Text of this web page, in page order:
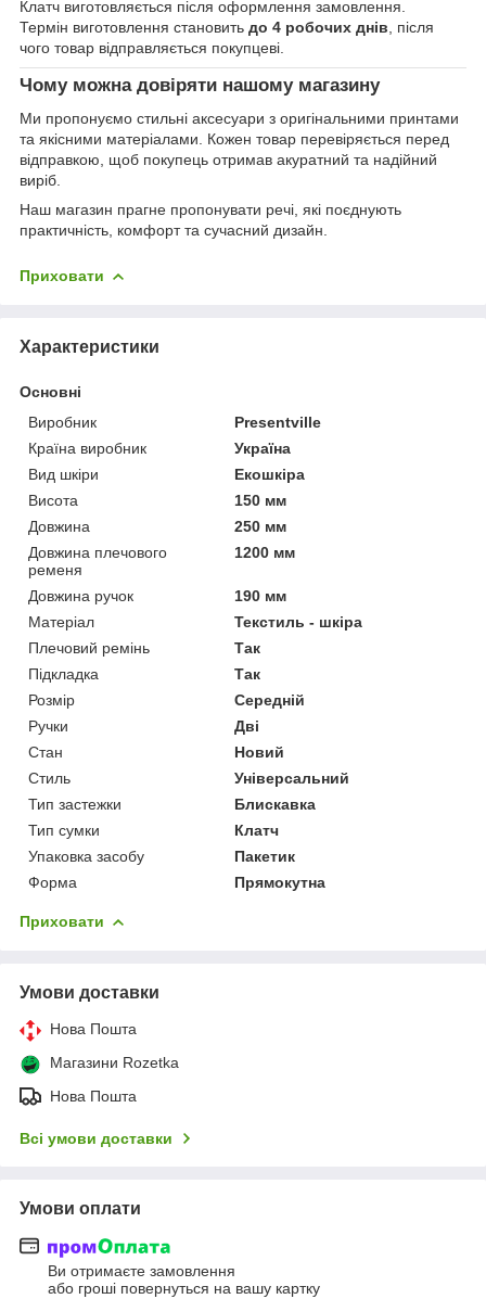
Клатч виготовляється після оформлення замовлення.
Термін виготовлення становить до 4 робочих днів , після
чого товар відправляється покупцеві.
Чому можна довіряти нашому магазину
Ми пропонуємо стильні аксесуари з оригінальними принтами
та якісними матеріалами. Кожен товар перевіряється перед
відправкою, щоб покупець отримав акуратний та надійний
виріб.
Наш магазин прагне пропонувати речі, які поєднують
практичність, комфорт та сучасний дизайн.
Приховати
Характеристики
Основні
Виробник
Presentville
Країна виробник
Україна
Вид шкіри
Екошкіра
Висота
150 мм
Довжина
250 мм
Довжина плечового
ременя
1200 мм
Довжина ручок
190 мм
Матеріал
Текстиль - шкіра
Плечовий ремінь
Так
Підкладка
Так
Розмір
Середній
Ручки
Дві
Стан
Новий
Стиль
Універсальний
Тип застежки
Блискавка
Тип сумки
Клатч
Упаковка засобу
Пакетик
Форма
Прямокутна
Приховати
Умови доставки
Нова Пошта
Магазини Rozetka
Нова Пошта
Всі умови доставки
Умови оплати
Ви отримаєте замовлення
або гроші повернуться на вашу картку